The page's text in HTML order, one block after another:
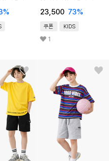
% 23,500 73%
쿠폰 KIDS
1